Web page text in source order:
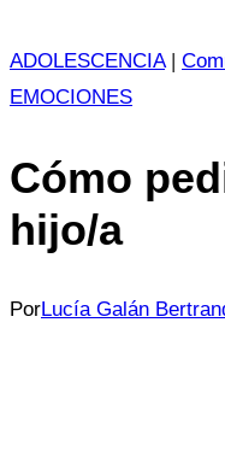
ADOLESCENCIA|
EMOCIONES
Cómo
hijo/a
PorLucía Galán